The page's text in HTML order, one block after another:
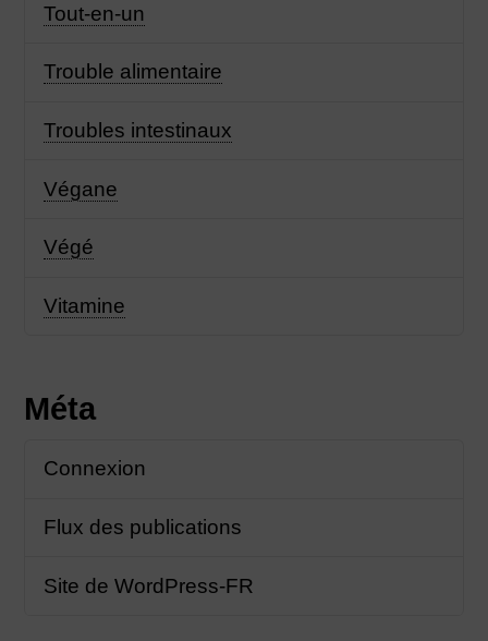
Tout-en-un
Trouble alimentaire
Troubles intestinaux
Végane
Végé
Vitamine
Méta
Connexion
Flux des publications
Site de WordPress-FR